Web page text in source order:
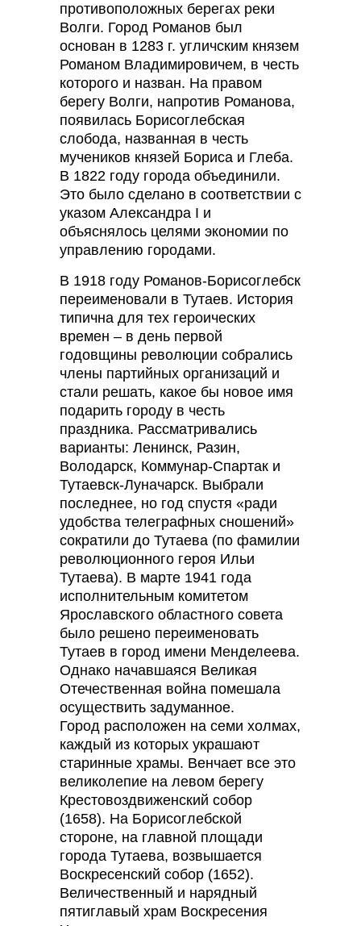
противоположных берегах реки
Волги. Город Романов был
основан в 1283 г. угличским князем
Романом Владимировичем, в честь
которого и назван. На правом
берегу Волги, напротив Романова,
появилась Борисоглебская
слобода, названная в честь
мучеников князей Бориса и Глеба.
В 1822 году города объединили.
Это было сделано в соответствии с
указом Александра I и
объяснялось целями экономии по
управлению городами.
В 1918 году Романов-Борисоглебск
переименовали в Тутаев. История
типична для тех героических
времен – в день первой
годовщины революции собрались
члены партийных организаций и
стали решать, какое бы новое имя
подарить городу в честь
праздника. Рассматривались
варианты: Ленинск, Разин,
Володарск, Коммунар-Спартак и
Тутаевск-Луначарск. Выбрали
последнее, но год спустя «ради
удобства телеграфных сношений»
сократили до Тутаева (по фамилии
революционного героя Ильи
Тутаева). В марте 1941 года
исполнительным комитетом
Ярославского областного совета
было решено переименовать
Тутаев в город имени Менделеева.
Однако начавшаяся Великая
Отечественная война помешала
осуществить задуманное.
Город расположен на семи холмах,
каждый из которых украшают
старинные храмы. Венчает все это
великолепие на левом берегу
Крестовоздвиженский собор
(1658). На Борисоглебской
стороне, на главной площади
города Тутаева, возвышается
Воскресенский собор (1652).
Величественный и нарядный
пятиглавый храм Воскресения